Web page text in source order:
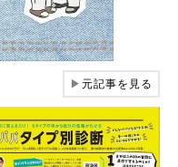
▶元記事を見る